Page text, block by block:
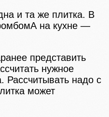
и та же плитка. В
на кухне —
представить
нужное
Рассчитывать надо с
может